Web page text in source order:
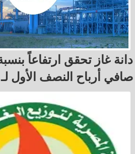
صافي أرباح النصف الأول لـ 2026